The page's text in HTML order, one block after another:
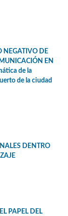
NEGATIVO DE
EN
de la
de la ciudad
DENTRO
PAPEL DEL